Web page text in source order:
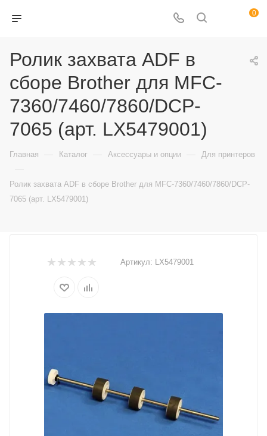
0
Ролик захвата ADF в
сборе Brother для MFC-
7360/7460/7860/DCP-
7065 (арт. LX5479001)
Главная — Каталог — Аксессуары и опции — Для принтеров
—
Ролик захвата ADF в сборе Brother для MFC-7360/7460/7860/DCP-
7065 (арт. LX5479001)
Артикул: LX5479001